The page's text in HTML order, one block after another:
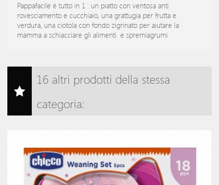
Pappafacile è tutto in 1 : un piatto con ventosa anti
rovesciamento e cucchiaio, una grattugia per frutta e
verdura, una ciotola con fondo zigrinato per aiutare la
mamma a schiacciare gli alimenti e spremiagrumi
16 altri prodotti della stessa
categoria: